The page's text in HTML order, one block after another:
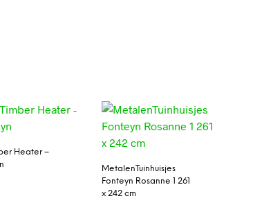
Heater –
MetalenTuinhuisjes
Fonteyn Rosanne 1 261
x 242 cm